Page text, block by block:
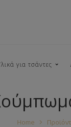
για τσάντες
για Τσάντες
Home